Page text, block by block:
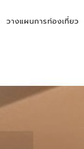
วางแผนการท่องเที่ยว